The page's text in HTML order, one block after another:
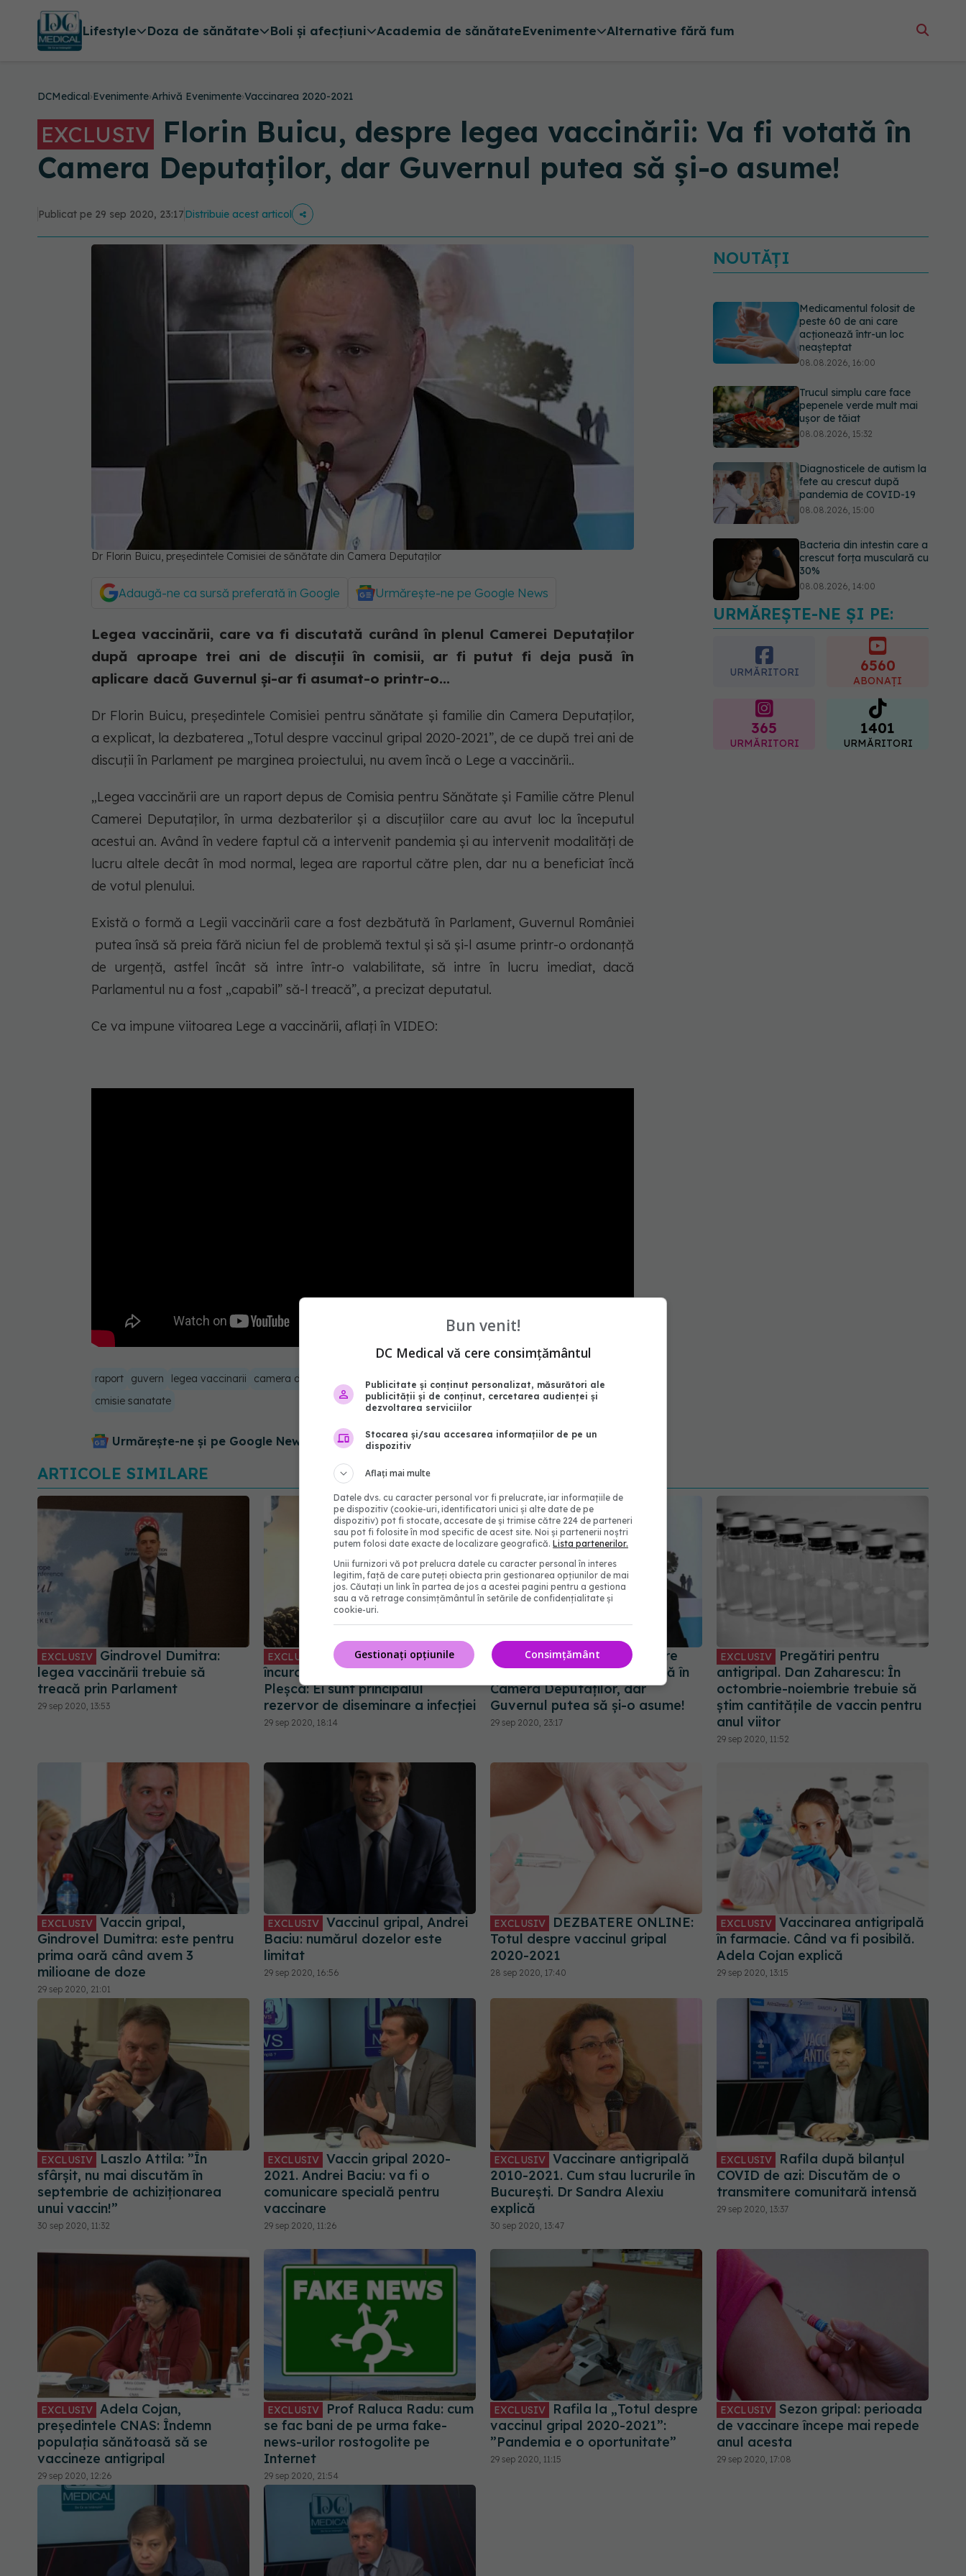
Lifestyle Doza de sănătate Boli și afecțiuni Academia de sănătateEvenimente Alternative fără fum
DCMedical›Evenimente›Arhivă Evenimente›Vaccinarea 2020-2021
EXCLUSIV Florin Buicu, despre legea vaccinării: Va fi votată în
Camera Deputaților, dar Guvernul putea să și-o asume!
Publicat pe 29 sep 2020, 23:17Distribuie acest articol
Dr Florin Buicu, președintele Comisiei de sănătate din Camera Deputaților
Adaugă-ne ca sursă preferată în Google Urmărește-ne pe Google News
Legea vaccinării, care va fi discutată curând în plenul Camerei Deputaților
după aproape trei ani de discuții în comisii, ar fi putut fi deja pusă în
aplicare dacă Guvernul și-ar fi asumat-o printr-o...
Dr Florin Buicu, președintele Comisiei pentru sănătate și familie din Camera Deputaților,
a explicat, la dezbaterea „Totul despre vaccinul gripal 2020-2021”, de ce după trei ani de
discuții în Parlament pe marginea proiectului, nu avem încă o Lege a vaccinării..
„Legea vaccinării are un raport depus de Comisia pentru Sănătate și Familie către Plenul
Camerei Deputaților, în urma dezbaterilor și a discuțiilor care au avut loc la începutul
acestui an. Având în vedere faptul că a intervenit pandemia și au intervenit modalități de
lucru altele decât în mod normal, legea are raportul către plen, dar nu a beneficiat încă
de votul plenului.
Există o formă a Legii vaccinării care a fost dezbătută în Parlament, Guvernul României
putea însă să preia fără niciun fel de problemă textul și să și-l asume printr-o ordonanță
de urgență, astfel încât să intre într-o valabilitate, să intre în lucru imediat, dacă
Parlamentul nu a fost „capabil” să-l treacă”, a precizat deputatul.
Ce va impune viitoarea Lege a vaccinării, aflați în VIDEO:
raport guvern legea vaccinarii camera deputatilor parlament flrin buicu
ordonanta urgenta
cmisie sanatate
Urmărește-ne și pe Google News - abonează‑te!
NOUTĂȚI
Medicamentul folosit de
peste 60 de ani care
acționează într-un loc
neașteptat
08.08.2026, 16:00
Trucul simplu care face
pepenele verde mult mai
ușor de tăiat
08.08.2026, 15:32
Diagnosticele de autism la
fete au crescut după
pandemia de COVID-19
08.08.2026, 15:00
Bacteria din intestin care a
crescut forța musculară cu
30%
08.08.2026, 14:00
Trucul genial cu ceai negru
pentru păr. Tot mai multe
08.08.2026, 17:00
URMĂREȘTE-NE ȘI PE:
URMĂRITORI 6560
ABONAȚI
365
URMĂRITORI
1401
URMĂRITORI
ARTICOLE SIMILARE
EXCLUSIV
Gindrovel Dumitra:
legea vaccinării trebuie să
treacă prin Parlament
29 sep 2020, 13:53
EXCLUSIV
"Vom fi într-o mare
încurcătură". Prof Dr Doina
Pleșca: Ei sunt principalul
rezervor de diseminare a infecției
29 sep 2020, 18:14
EXCLUSIV Florin Buicu, despre
legea vaccinării: Va fi votată în
Camera Deputaților, dar
Guvernul putea să și-o asume!
29 sep 2020, 23:17
EXCLUSIV
Pregătiri pentru
antigripal. Dan Zaharescu: În
octombrie-noiembrie trebuie să
știm cantitățile de vaccin pentru
anul viitor
29 sep 2020, 11:52
EXCLUSIV Vaccin gripal,
Gindrovel Dumitra: este pentru
prima oară când avem 3
milioane de doze
29 sep 2020, 21:01
EXCLUSIV Vaccinul gripal, Andrei
Baciu: numărul dozelor este
limitat
29 sep 2020, 16:56
EXCLUSIV
DEZBATERE ONLINE:
Totul despre vaccinul gripal
2020-2021
28 sep 2020, 17:40
EXCLUSIV Vaccinarea antigripală
în farmacie. Când va fi posibilă.
Adela Cojan explică
29 sep 2020, 13:15
EXCLUSIV
Laszlo Attila: ”În
sfârșit, nu mai discutăm în
septembrie de achiziționarea
unui vaccin!”
30 sep 2020, 11:32
EXCLUSIV Vaccin gripal 2020-
2021. Andrei Baciu: va fi o
comunicare specială pentru
vaccinare
29 sep 2020, 11:26
EXCLUSIV Vaccinare antigripală
2010-2021. Cum stau lucrurile în
București. Dr Sandra Alexiu
explică
30 sep 2020, 13:47
EXCLUSIV
Rafila după bilanțul
COVID de azi: Discutăm de o
transmitere comunitară intensă
29 sep 2020, 13:37
EXCLUSIV Adela Cojan,
președintele CNAS: Îndemn
populația sănătoasă să se
vaccineze antigripal
29 sep 2020, 12:26
EXCLUSIV
Prof Raluca Radu: cum
se fac bani de pe urma fake-
news-urilor rostogolite pe
Internet
29 sep 2020, 21:54
EXCLUSIV
Rafila la „Totul despre
vaccinul gripal 2020-2021”:
”Pandemia e o oportunitate”
29 sep 2020, 11:15
EXCLUSIV Sezon gripal: perioada
de vaccinare începe mai repede
anul acesta
29 sep 2020, 17:08
Bun venit!
DC Medical vă cere consimțământul
Publicitate și conținut personalizat, măsurători ale
publicității și de conținut, cercetarea audienței și
dezvoltarea serviciilor
Stocarea și/sau accesarea informațiilor de pe un
dispozitiv
Aflați mai multe
Datele dvs. cu caracter personal vor fi prelucrate, iar informațiile de
pe dispozitiv (cookie-uri, identificatori unici și alte date de pe
dispozitiv) pot fi stocate, accesate de și trimise către 224 de parteneri
sau pot fi folosite în mod specific de acest site. Noi și partenerii noștri
putem folosi date exacte de localizare geografică. Lista partenerilor.
Unii furnizori vă pot prelucra datele cu caracter personal în interes
legitim, față de care puteți obiecta prin gestionarea opțiunilor de mai
jos. Căutați un link în partea de jos a acestei pagini pentru a gestiona
sau a vă retrage consimțământul în setările de confidențialitate și
cookie-uri.
Consimțământ
Gestionați opțiunile